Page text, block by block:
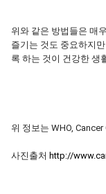
위와 같은 방법들은 매
즐기는 것도 중요하지
록 하는 것이 건강한 생
위 정보는 WHO,
사진출처 http://